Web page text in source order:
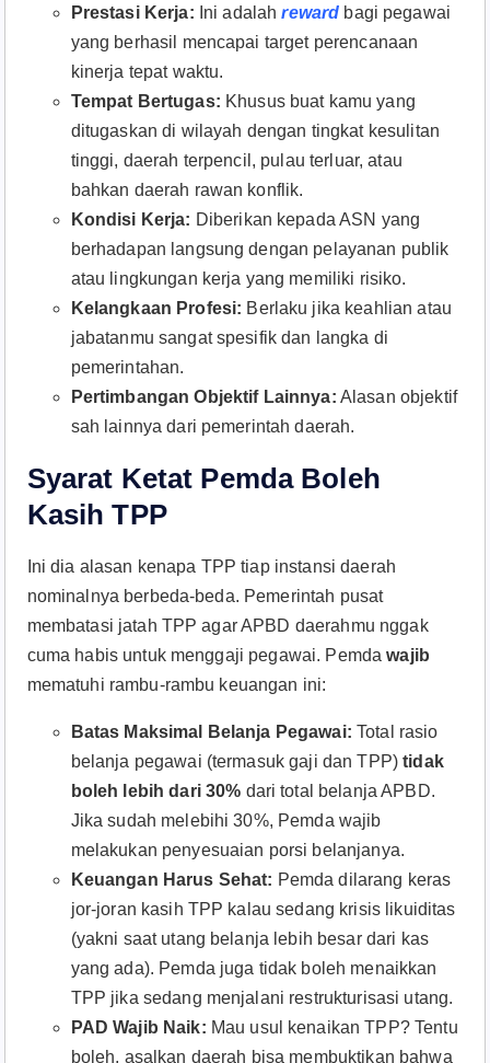
Prestasi Kerja: Ini adalahreward bagi pegawai
yang berhasil mencapai target perencanaan
kinerja tepat waktu.
Tempat Bertugas: Khusus buat kamu yang
ditugaskan di wilayah dengan tingkat kesulitan
tinggi, daerah terpencil, pulau terluar, atau
bahkan daerah rawan konflik.
Kondisi Kerja: Diberikan kepada ASN yang
berhadapan langsung dengan pelayanan publik
atau lingkungan kerja yang memiliki risiko.
Kelangkaan Profesi: Berlaku jika keahlian atau
jabatanmu sangat spesifik dan langka di
pemerintahan.
Pertimbangan Objektif Lainnya: Alasan objektif
sah lainnya dari pemerintah daerah.
Syarat Ketat Pemda Boleh
Kasih TPP
Ini dia alasan kenapa TPP tiap instansi daerah
nominalnya berbeda-beda. Pemerintah pusat
membatasi jatah TPP agar APBD daerahmu nggak
cuma habis untuk menggaji pegawai. Pemdawajib
mematuhi rambu-rambu keuangan ini:
Batas Maksimal Belanja Pegawai: Total rasio
belanja pegawai (termasuk gaji dan TPP)tidak
boleh lebih dari 30% dari total belanja APBD.
Jika sudah melebihi 30%, Pemda wajib
melakukan penyesuaian porsi belanjanya.
Keuangan Harus Sehat: Pemda dilarang keras
jor-joran kasih TPP kalau sedang krisis likuiditas
(yakni saat utang belanja lebih besar dari kas
yang ada). Pemda juga tidak boleh menaikkan
TPP jika sedang menjalani restrukturisasi utang.
PAD Wajib Naik: Mau usul kenaikan TPP? Tentu
boleh, asalkan daerah bisa membuktikan bahwa